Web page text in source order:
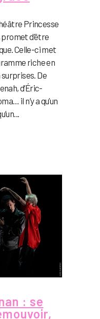
Princesse
promet d’être
Celle-ci met
riche en
De
d’Éric-
il n’y a qu’un
: se